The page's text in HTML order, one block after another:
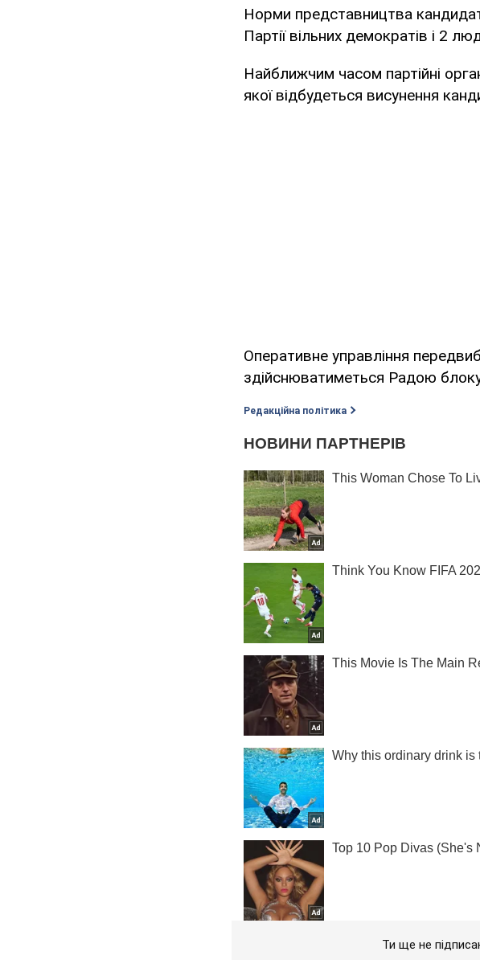
Норми представництва
Партії вільних демократів і 2
Найближчим часом партійні
якої відбудеться висунення
Оперативне управління
здійснюватиметься Радою
Редакційна політика
Ти ще не